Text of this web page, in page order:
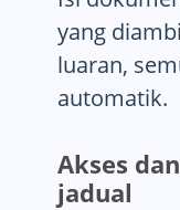
yang
luaran,
automatik.
Akses
jadual